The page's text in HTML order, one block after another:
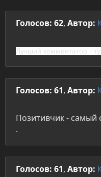
Голосов: 62, Автор:
Лучший комментатор -
Голосов: 61, Автор:
Позитивчик - самый
.
Голосов: 61, Автор: